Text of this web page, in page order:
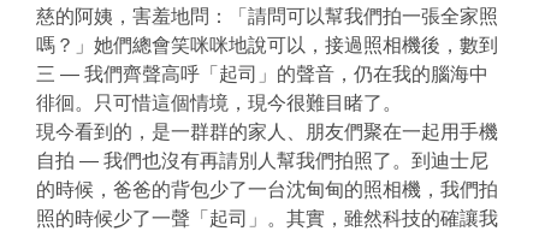
慈的阿姨，害羞地問：「請問可以幫我們拍一張全家照
嗎？」她們總會笑咪咪地說可以，接過照相機後，數到
三 — 我們齊聲高呼「起司」的聲音，仍在我的腦海中
徘徊。只可惜這個情境，現今很難目睹了。
現今看到的，是一群群的家人、朋友們聚在一起用手機
自拍 — 我們也沒有再請別人幫我們拍照了。到迪士尼
的時候，爸爸的背包少了一台沈甸甸的照相機，我們拍
照的時候少了一聲「起司」。其實，雖然科技的確讓我